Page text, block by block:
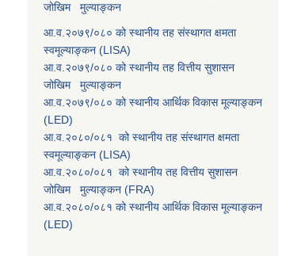
जोखिम मुल्याङ्कन
आ.व.२०७९/०८० को स्थानीय तह संस्थागत क्षमता
स्वमूल्याङ्कन (LISA)
आ.व.२०७९/०८० को स्थानीय तह वित्तीय सुशासन
जोखिम मुल्याङ्कन
आ.व.२०७९/०८० को स्थानीय आर्थिक विकास मूल्याङ्कन
(LED)
आ.व.२०८०/०८१ को स्थानीय तह संस्थागत क्षमता
स्वमूल्याङ्कन (LISA)
आ.व.२०८०/०८१ को स्थानीय तह वित्तीय सुशासन
जोखिम मुल्याङ्कन (FRA)
आ.व.२०८०/०८१ को स्थानीय आर्थिक विकास मूल्याङ्कन
(LED)